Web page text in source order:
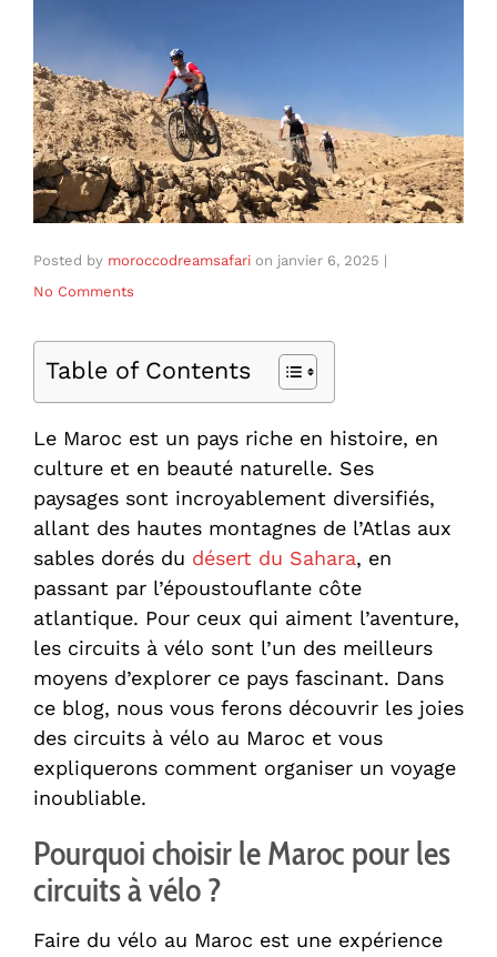
Posted by moroccodreamsafari on janvier 6, 2025 |
No Comments
Table of Contents
Le Maroc est un pays riche en histoire, en
culture et en beauté naturelle. Ses
paysages sont incroyablement diversifiés,
allant des hautes montagnes de l’Atlas aux
sables dorés du désert du Sahara, en
passant par l’époustouflante côte
atlantique. Pour ceux qui aiment l’aventure,
les circuits à vélo sont l’un des meilleurs
moyens d’explorer ce pays fascinant. Dans
ce blog, nous vous ferons découvrir les joies
des circuits à vélo au Maroc et vous
expliquerons comment organiser un voyage
inoubliable.
Pourquoi choisir le Maroc pour les
circuits à vélo ?
Faire du vélo au Maroc est une expérience